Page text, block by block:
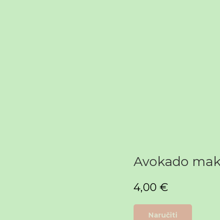
Avokado
4,00 €
Naručiti